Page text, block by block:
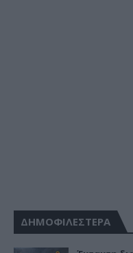
ΔΗΜΟΦΙΛΕΣΤΕΡΑ